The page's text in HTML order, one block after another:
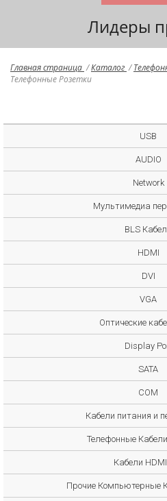
Лидеры
Главная страница /Каталог /
Телефонные Розетки
USB
AUDIO
Network
Мультимедиа
BLS
HDMI
DVI
VGA
Оптические
Display
SATA
COM
Кабели питания и
Телефонные
Кабели
Прочие Компьютерные